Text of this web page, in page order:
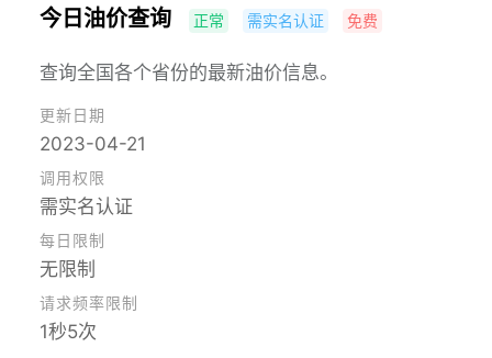
今日油价查询 正常 需实名认证 免费
查询全国各个省份的最新油价信息。
更新日期
2023-04-21
调用权限
需实名认证
每日限制
无限制
请求频率限制
1秒5次